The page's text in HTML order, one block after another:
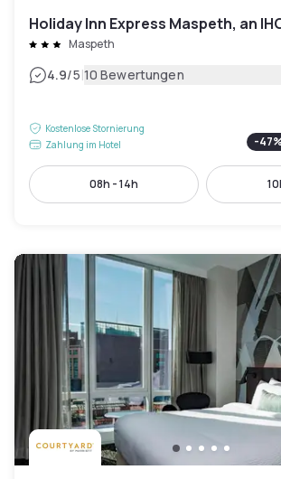
Holiday Inn Express Maspeth, an
Maspeth
4.9/5|10 Bewertungen
Kostenlose Stornierung
Zahlung im Hotel
-47
08h - 14h